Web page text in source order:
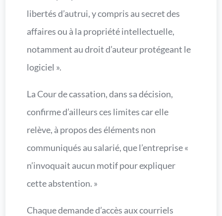
libertés d’autrui, y compris au secret des
affaires ou à la propriété intellectuelle,
notamment au droit d’auteur protégeant le
logiciel ».
La Cour de cassation, dans sa décision,
confirme d’ailleurs ces limites car elle
relève, à propos des éléments non
communiqués au salarié, que l’entreprise «
n’invoquait aucun motif pour expliquer
cette abstention. »
Chaque demande d’accès aux courriels